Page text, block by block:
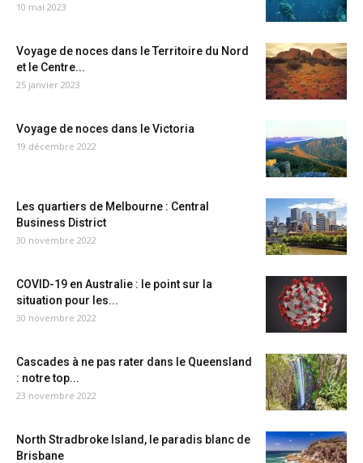
10 mai 2023
Voyage de noces dans le Territoire du Nord
et le Centre...
25 janvier 2023
Voyage de noces dans le Victoria
19 décembre 2022
Les quartiers de Melbourne : Central
Business District
30 novembre 2022
COVID-19 en Australie : le point sur la
situation pour les...
30 novembre 2022
Cascades à ne pas rater dans le Queensland
: notre top...
23 novembre 2022
North Stradbroke Island, le paradis blanc de
Brisbane